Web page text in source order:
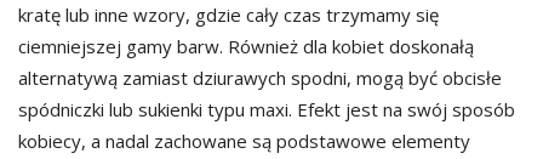
kratę lub inne wzory, gdzie cały czas trzymamy się
ciemniejszej gamy barw. Również dla kobiet doskonałą
alternatywą zamiast dziurawych spodni, mogą być obcisłe
spódniczki lub sukienki typu maxi. Efekt jest na swój sposób
kobiecy, a nadal zachowane są podstawowe elementy